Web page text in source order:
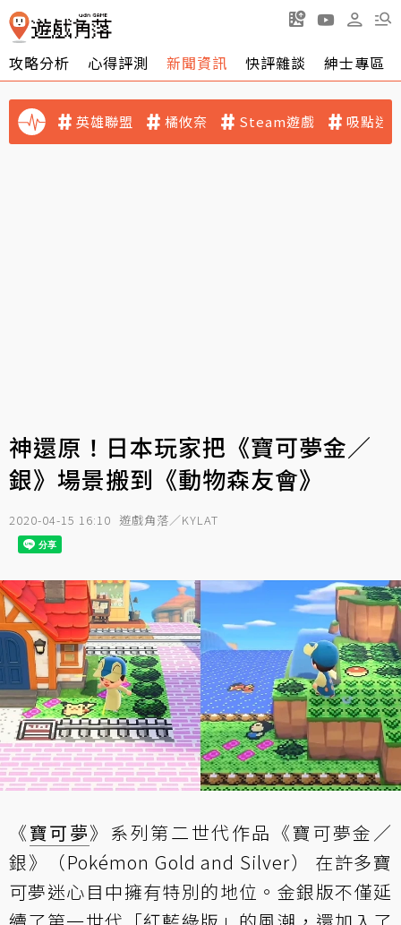
攻略分析 心得評測 新聞資訊 快評雜談 紳士專區
英雄聯盟 橘攸奈 Steam遊戲 吸點迷
神還原！日本玩家把《寶可夢金／
銀》場景搬到《動物森友會》
2020-04-15 16:10 遊戲角落／KYLAT
《寶可夢》系列第二世代作品《寶可夢金／
銀》（Pokémon Gold and Silver） 在許多寶
可夢迷心目中擁有特別的地位。金銀版不僅延